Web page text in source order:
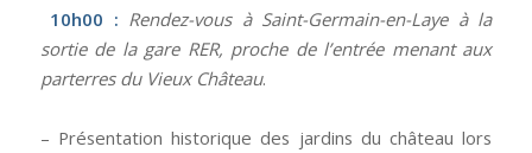
10h00 : Rendez-vous à Saint-Germain-en-Laye à la
sortie de la gare RER, proche de l’entrée menant aux
parterres du Vieux Château.
– Présentation historique des jardins du château lors